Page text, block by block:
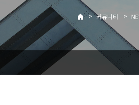
> 커뮤니티 >